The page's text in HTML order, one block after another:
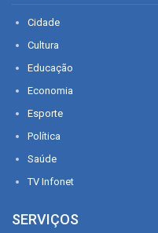
Cidade
Cultura
Educação
Economia
Esporte
Política
Saúde
TV Infonet
SERVIÇOS